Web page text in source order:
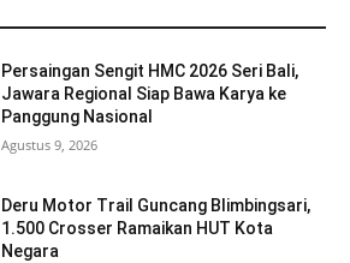
Persaingan Sengit HMC 2026 Seri Bali,
Jawara Regional Siap Bawa Karya ke
Panggung Nasional
Agustus 9, 2026
Deru Motor Trail Guncang Blimbingsari,
1.500 Crosser Ramaikan HUT Kota
Negara